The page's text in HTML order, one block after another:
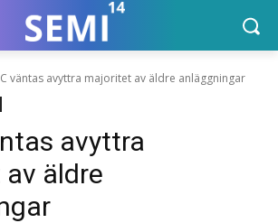
väntas avyttra majoritet av äldre anläggningar
avyttra
äldre